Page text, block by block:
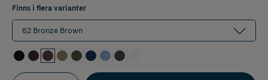
Finns i flera varianter
62 Bronze Brown